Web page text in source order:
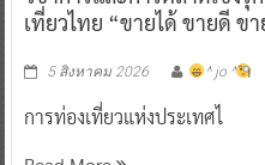
เที่ยวไทย “ขายได้ ขายดี ข
5 สิงหาคม 2026 ^ jo ^
การท่องเที่ยวแห่งประเทศไ